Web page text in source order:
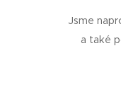
Jsme
a také